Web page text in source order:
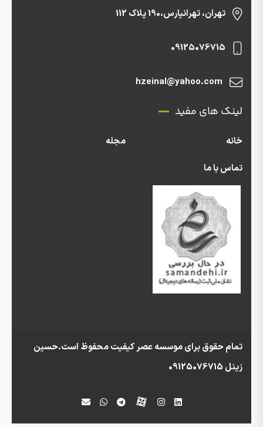
تهران، تهرانپارس،190 پلاک 112
09125076715
hzeinal@yahoo.com
لینک های مفید
خانه
مجله
تماس با ما
تمام حقوق برای موسسه عصر کیفیت محفوظ است.حسین
زینل 09125076715